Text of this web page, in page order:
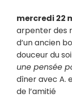
mercredi 22
arpenter des
d’un ancien
douceur du
une pensée
dîner avec A.
de l’amitié